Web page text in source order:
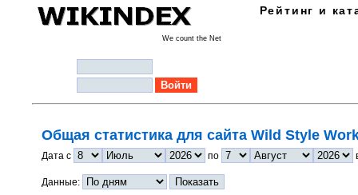
Рейтинг и
We count the Net
Общая статистика для сайта Wild Style
Дата с по
Данные: